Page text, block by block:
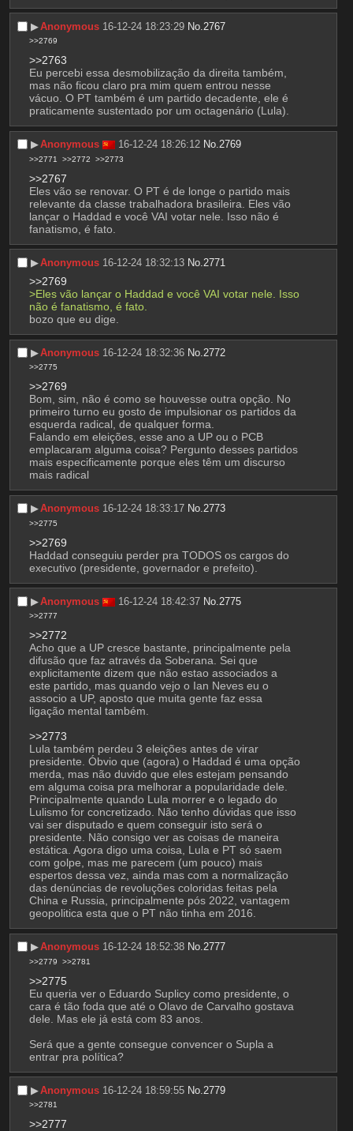
▶︎Anonymous 16-12-24 18:23:29 No. 2767
>>2769
>>2763
Eu percebi essa desmobilização da direita também,
mas não ficou claro pra mim quem entrou nesse
vácuo. O PT também é um partido decadente, ele é
praticamente sustentado por um octagenário (Lula).
▶︎Anonymous 16-12-24 18:26:12 No.2769
>>2771 >>2772 >>2773
>>2767
Eles vão se renovar. O PT é de longe o partido mais
relevante da classe trabalhadora brasileira. Eles vão
lançar o Haddad e você VAI votar nele. Isso não é
fanatismo, é fato.
▶︎Anonymous 16-12-24 18:32:13 No. 2771
>>2769
>Eles vão lançar o Haddad e você VAI votar nele. Isso
não é fanatismo, é fato.
bozo que eu dige.
▶︎Anonymous 16-12-24 18:32:36 No. 2772
>>2775
>>2769
Bom, sim, não é como se houvesse outra opção. No
primeiro turno eu gosto de impulsionar os partidos da
esquerda radical, de qualquer forma.
Falando em eleições, esse ano a UP ou o PCB
emplacaram alguma coisa? Pergunto desses partidos
mais especificamente porque eles têm um discurso
mais radical
▶︎Anonymous 16-12-24 18:33:17 No.2773
>>2775
>>2769
Haddad conseguiu perder pra TODOS os cargos do
executivo (presidente, governador e prefeito).
▶︎Anonymous 16-12-24 18:42:37 No. 2775
>>2777
>>2772
Acho que a UP cresce bastante, principalmente pela
difusão que faz através da Soberana. Sei que
explicitamente dizem que não estao associados a
este partido, mas quando vejo o Ian Neves eu o
associo a UP, aposto que muita gente faz essa
ligação mental também.
>>2773
Lula também perdeu 3 eleições antes de virar
presidente. Óbvio que (agora) o Haddad é uma opção
merda, mas não duvido que eles estejam pensando
em alguma coisa pra melhorar a popularidade dele.
Principalmente quando Lula morrer e o legado do
Lulismo for concretizado. Não tenho dúvidas que isso
vai ser disputado e quem conseguir isto será o
presidente. Não consigo ver as coisas de maneira
estática. Agora digo uma coisa, Lula e PT só saem
com golpe, mas me parecem (um pouco) mais
espertos dessa vez, ainda mas com a normalização
das denúncias de revoluções coloridas feitas pela
China e Russia, principalmente pós 2022, vantagem
geopolitica esta que o PT não tinha em 2016.
▶︎Anonymous 16-12-24 18:52:38 No.2777
>>2779 >>2781
>>2775
Eu queria ver o Eduardo Suplicy como presidente, o
cara é tão foda que até o Olavo de Carvalho gostava
dele. Mas ele já está com 83 anos.
Será que a gente consegue convencer o Supla a
entrar pra política?
▶︎Anonymous 16-12-24 18:59:55 No. 2779
>>2781
>>2777